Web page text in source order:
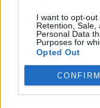
I want to opt-out
Retention, Sale,
Personal Data
Purposes for
Opted Out
CONFIRM
Atnaujintą
birželio pabaigoje.